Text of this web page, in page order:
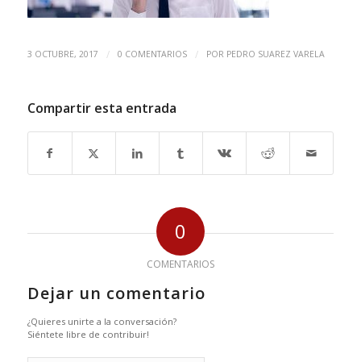
3 OCTUBRE, 2017 / 0 COMENTARIOS / POR PEDRO SUAREZ VARELA
Compartir esta entrada
0
COMENTARIOS
Dejar un comentario
¿Quieres unirte a la conversación?
Siéntete libre de contribuir!